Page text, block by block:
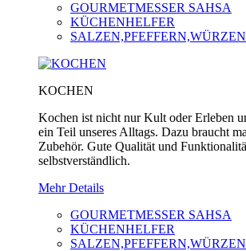
GOURMETMESSER SAHSA
KÜCHENHELFER
SALZEN,PFEFFERN,WÜRZEN
KOCHEN
Kochen ist nicht nur Kult oder Erleben
ein Teil unseres Alltags. Dazu braucht
Zubehör. Gute Qualität und
selbstverständlich.
Mehr Details
GOURMETMESSER SAHSA
KÜCHENHELFER
SALZEN,PFEFFERN,WÜRZEN